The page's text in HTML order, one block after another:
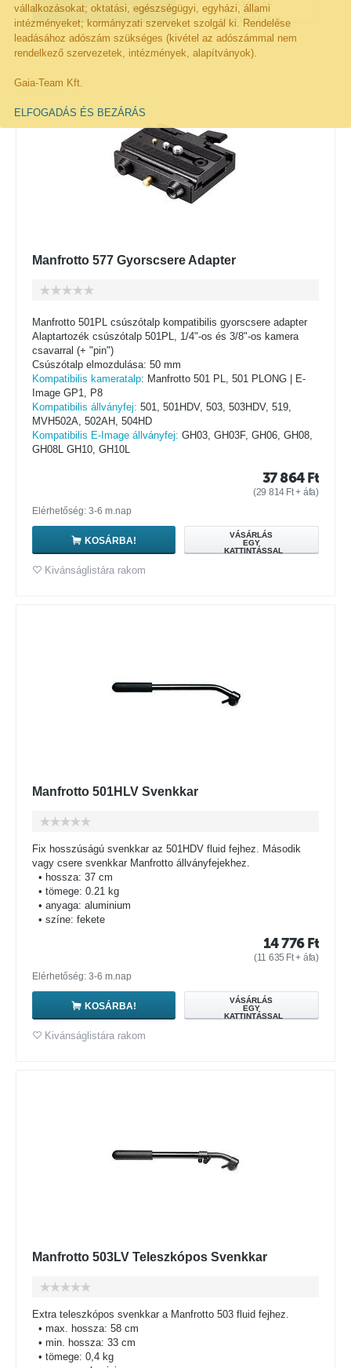
vállalkozásokat; oktatási, egészségügyi, egyházi, állami
intézményeket; kormányzati szerveket szolgál ki. Rendelése
leadásához adószám szükséges (kivétel az adószámmal nem
rendelkező szervezetek, intézmények, alapítványok).
Gaia-Team Kft.
ELFOGADÁS ÉS BEZÁRÁS
KOSÁRBA!
VÁSÁRLÁS
EGY
KATTINTÁSSAL
Kivánságlistára rakom
Manfrotto 577 Gyorscsere Adapter
Manfrotto 501PL csúszótalp kompatibilis gyorscsere adapter
Alaptartozék csúszótalp 501PL, 1/4"-os és 3/8"-os kamera
csavarral (+ "pin")
Csúszótalp elmozdulása: 50 mm
Kompatibilis kameratalp: Manfrotto 501 PL, 501 PLONG | E-
Image GP1, P8
Kompatibilis állványfej: 501, 501HDV, 503, 503HDV, 519,
MVH502A, 502AH, 504HD
Kompatibilis E-Image állványfej: GH03, GH03F, GH06, GH08,
GH08L GH10, GH10L
37 864 Ft
(29 814 Ft+ áfa)
Elérhetőség: 3-6 m.nap
KOSÁRBA!
VÁSÁRLÁS
EGY
KATTINTÁSSAL
Kivánságlistára rakom
Manfrotto 501HLV Svenkkar
Fix hosszúságú svenkkar az 501HDV fluid fejhez. Második
vagy csere svenkkar Manfrotto állványfejekhez.
• hossza: 37 cm
• tömege: 0.21 kg
• anyaga: aluminium
• színe: fekete
14 776 Ft
(11 635 Ft+ áfa)
Elérhetőség: 3-6 m.nap
KOSÁRBA!
VÁSÁRLÁS
EGY
KATTINTÁSSAL
Kivánságlistára rakom
Manfrotto 503LV Teleszkópos Svenkkar
Extra teleszkópos svenkkar a Manfrotto 503 fluid fejhez.
• max. hossza: 58 cm
• min. hossza: 33 cm
• tömege: 0,4 kg